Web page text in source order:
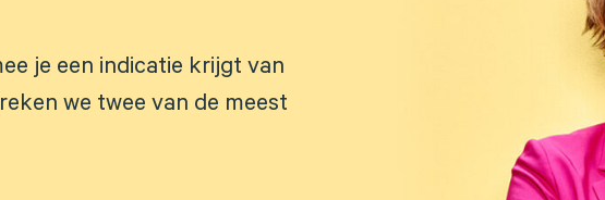
je een indicatie krijgt van
we twee van de meest